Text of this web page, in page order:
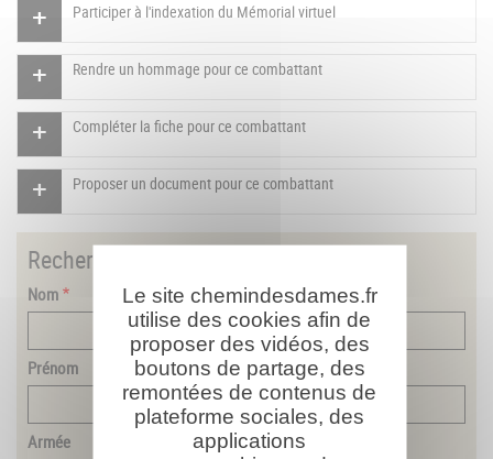
Participer à l'indexation du Mémorial virtuel
Rendre un hommage pour ce combattant
Compléter la fiche pour ce combattant
Proposer un document pour ce combattant
Rechercher
Nom
Prénom
Armée
Le site chemindesdames.fr
utilise des cookies afin de
proposer des vidéos, des
boutons de partage, des
remontées de contenus de
plateforme sociales, des
applications